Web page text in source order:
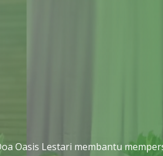
Oasis Lestari membantu